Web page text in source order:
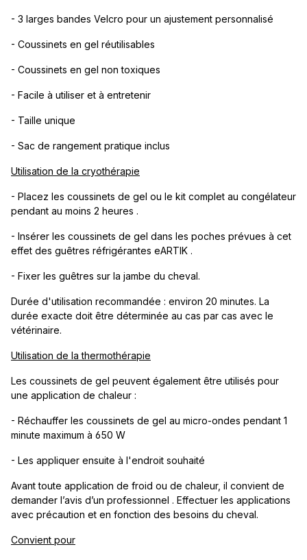
- 3 larges bandes Velcro pour un ajustement personnalisé
- Coussinets en gel réutilisables
- Coussinets en gel non toxiques
- Facile à utiliser et à entretenir
- Taille unique
- Sac de rangement pratique inclus
Utilisation de la cryothérapie
- Placez les coussinets de gel ou le kit complet au congélateur
pendant au moins 2 heures .
- Insérer les coussinets de gel dans les poches prévues à cet
effet des guêtres réfrigérantes eARTIK .
- Fixer les guêtres sur la jambe du cheval.
Durée d'utilisation recommandée : environ 20 minutes. La
durée exacte doit être déterminée au cas par cas avec le
vétérinaire.
Utilisation de la thermothérapie
Les coussinets de gel peuvent également être utilisés pour
une application de chaleur :
- Réchauffer les coussinets de gel au micro-ondes pendant 1
minute maximum à 650 W
- Les appliquer ensuite à l'endroit souhaité
Avant toute application de froid ou de chaleur, il convient de
demander l’avis d’un professionnel . Effectuer les applications
avec précaution et en fonction des besoins du cheval.
Convient pour